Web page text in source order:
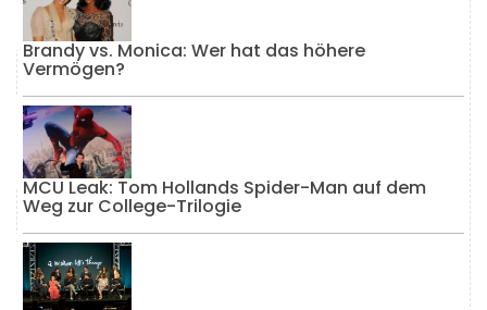
Brandy vs. Monica: Wer hat das höhere
Vermögen?
MCU Leak: Tom Hollands Spider-Man auf dem
Weg zur College-Trilogie